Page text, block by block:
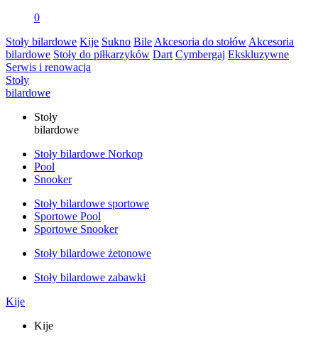
0
Stoły bilardowe Kije Sukno Bile Akcesoria do stołów Akcesoria
bilardowe Stoły do piłkarzyków Dart Cymbergaj Ekskluzywne
Serwis i renowacja
Stoły
bilardowe
Stoły
bilardowe
Stoły bilardowe Norkop
Pool
Snooker
Stoły bilardowe sportowe
Sportowe Pool
Sportowe Snooker
Stoły bilardowe żetonowe
Stoły bilardowe zabawki
Kije
Kije